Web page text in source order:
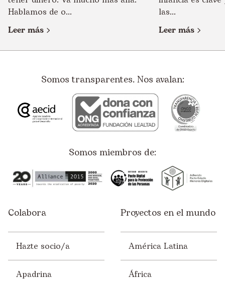
Hablamos de o...
Leer más
las...
Leer más
Somos transparentes. Nos avalan:
Somos miembros de:
Colabora
Hazte socio/a
Apadrina
Proyectos en el mundo
América Latina
África